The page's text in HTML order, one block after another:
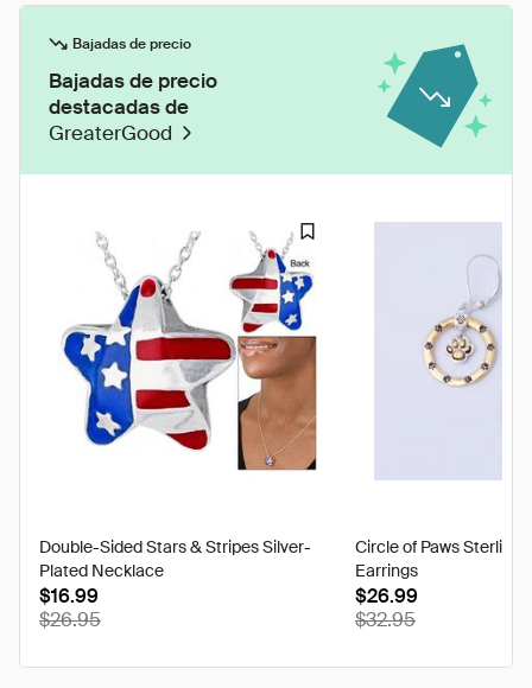
Bajadas de precio
Bajadas de precio
destacadas de
GreaterGood
Double-Sided Stars & Stripes Silver-
Plated Necklace
$16.99
$26.95
Circle of Paws Sterling
Earrings
$26.99
$32.95